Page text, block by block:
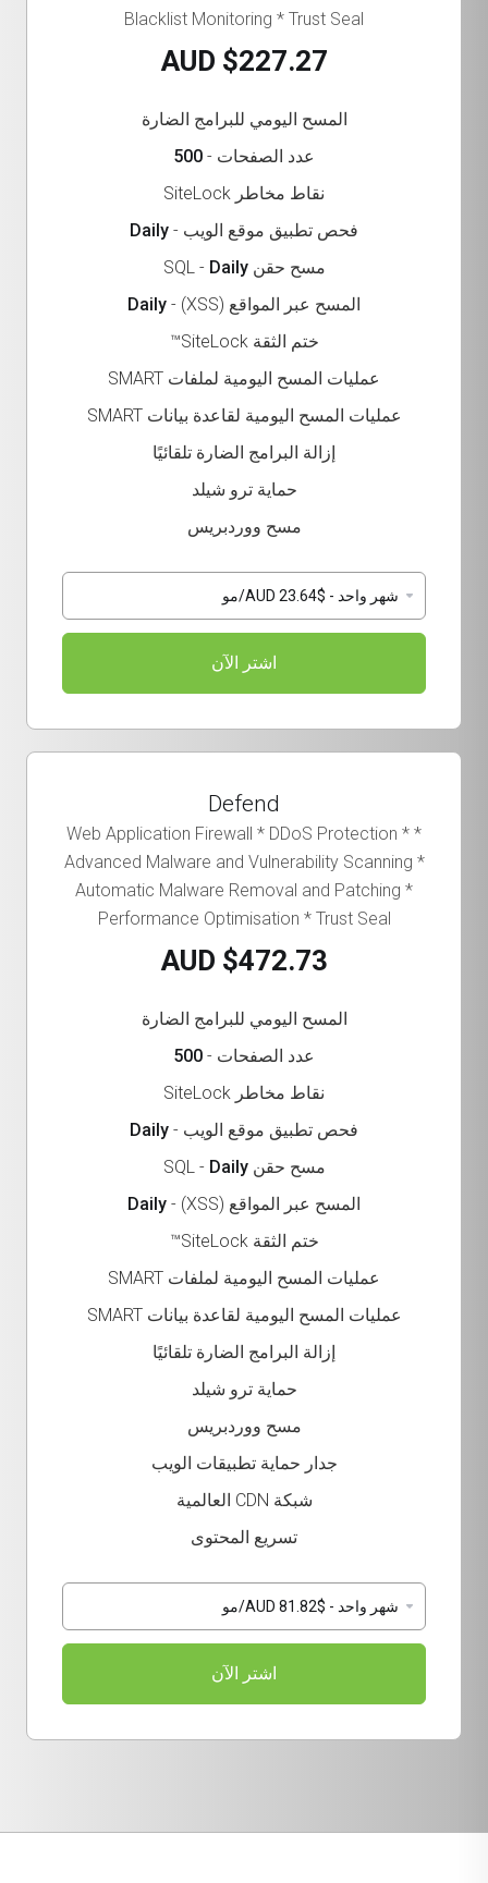
Blacklist Monitoring * Trust Seal
$227.27 AUD
المسح اليومي للبرامج الضارة
عدد الصفحات - 500
نقاط مخاطر SiteLock
فحص تطبيق موقع الويب - Daily
مسح حقن SQL -Daily
المسح عبر المواقع (XSS) -
Daily
ختم الثقة SiteLock™
عمليات المسح اليومية لملفات SMART
عمليات المسح اليومية لقاعدة بيانات SMART
إزالة البرامج الضارة تلقائيًا
حماية ترو شيلد
مسح ووردبريس
اشتر الآن
Defend
* Web Application Firewall * DDoS Protection *
Advanced Malware and Vulnerability Scanning *
Automatic Malware Removal and Patching *
Performance Optimisation * Trust Seal
$472.73 AUD
المسح اليومي للبرامج الضارة
عدد الصفحات - 500
نقاط مخاطر SiteLock
فحص تطبيق موقع الويب - Daily
مسح حقن SQL -Daily
المسح عبر المواقع (XSS) -
Daily
ختم الثقة SiteLock™
عمليات المسح اليومية لملفات SMART
عمليات المسح اليومية لقاعدة بيانات SMART
إزالة البرامج الضارة تلقائيًا
حماية ترو شيلد
مسح ووردبريس
جدار حماية تطبيقات الويب
شبكة CDN العالمية
تسريع المحتوى
اشتر الآن